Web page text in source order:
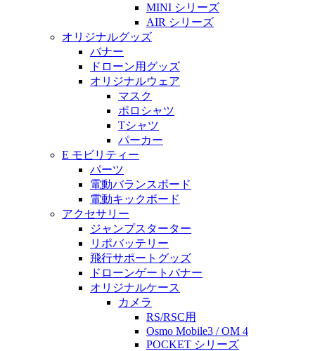
MINI シリーズ
AIR シリーズ
オリジナルグッズ
バナー
ドローン用グッズ
オリジナルウェア
マスク
ポロシャツ
Tシャツ
パーカー
E モビリティー
パーツ
電動バランスボード
電動キックボード
アクセサリー
ジャンプスターター
リポバッテリー
飛行サポートグッズ
ドローンゲートバナー
オリジナルケース
カメラ
RS/RSC用
Osmo Mobile3 / OM 4
POCKET シリーズ